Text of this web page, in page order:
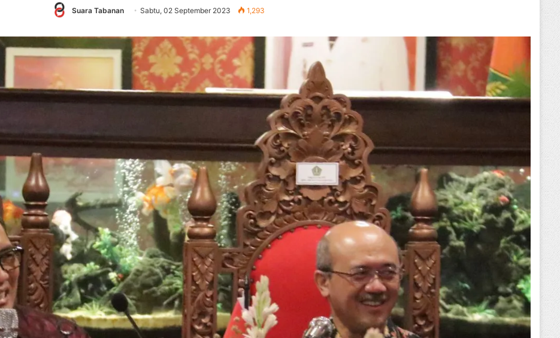
Suara Tabanan Sabtu, 02 September 2023 1,293